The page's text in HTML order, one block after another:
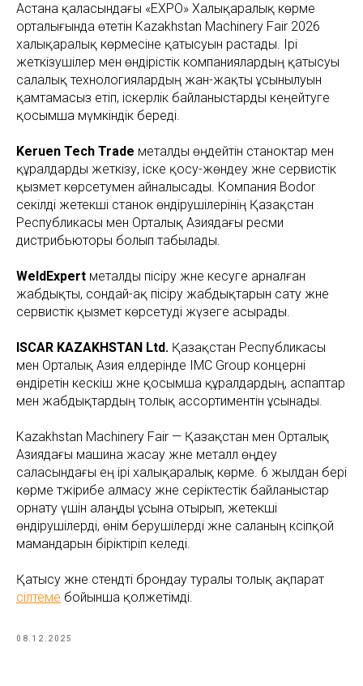
Астана қаласындағы «EXPO» Халықаралық көрме
орталығында өтетін Kazakhstan Machinery Fair 2026
халықаралық көрмесіне қатысуын растады. Ірі
жеткізушілер мен өндірістік компаниялардың қатысуы
салалық технологиялардың жан-жақты ұсынылуын
қамтамасыз етіп, іскерлік байланыстарды кеңейтуге
қосымша мүмкіндік береді.
Keruen Tech Trade металды өңдейтін станоктар мен
құралдарды жеткізу, іске қосу-жөндеу және сервистік
қызмет көрсетумен айналысады. Компания Bodor
секілді жетекші станок өндірушілерінің Қазақстан
Республикасы мен Орталық Азиядағы ресми
дистрибьюторы болып табылады.
WeldExpert металды пісіру және кесуге арналған
жабдықты, сондай-ақ пісіру жабдықтарын сату және
сервистік қызмет көрсетуді жүзеге асырады.
ISCAR KAZAKHSTAN Ltd. Қазақстан Республикасы
мен Орталық Азия елдерінде IMC Group концерні
өндіретін кескіш және қосымша құралдардың, аспаптар
мен жабдықтардың толық ассортиментін ұсынады.
Kazakhstan Machinery Fair — Қазақстан мен Орталық
Азиядағы машина жасау және металл өңдеу
саласындағы ең ірі халықаралық көрме. 6 жылдан бері
көрме тәжірибе алмасу және серіктестік байланыстар
орнату үшін алаңды ұсына отырып, жетекші
өндірушілерді, өнім берушілерді және саланың кәсіпқой
мамандарын біріктіріп келеді.
Қатысу және стендті брондау туралы толық ақпарат
сілтеме бойынша қолжетімді.
08.12.2025